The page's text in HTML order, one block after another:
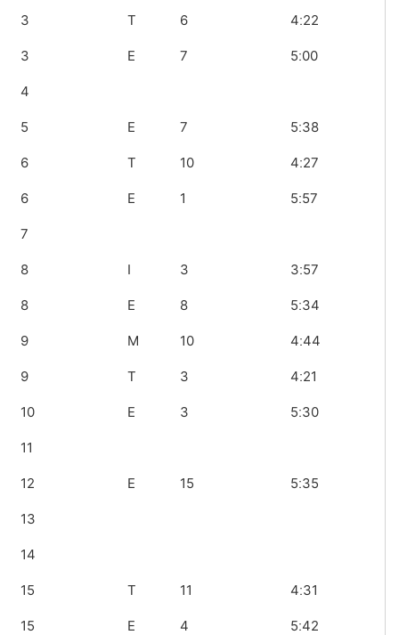
3 T 6 4ː22
3 E 7 5ː00
4
5 E 7 5ː38
6 T 10 4ː27
6 E 1 5ː57
7
8 I 3 3ː57
8 E 8 5ː34
9 M 10 4ː44
9 T 3 4ː21
10 E 3 5ː30
11
12 E 15 5ː35
13
14
15 T 11 4ː31
15 E 4 5ː42